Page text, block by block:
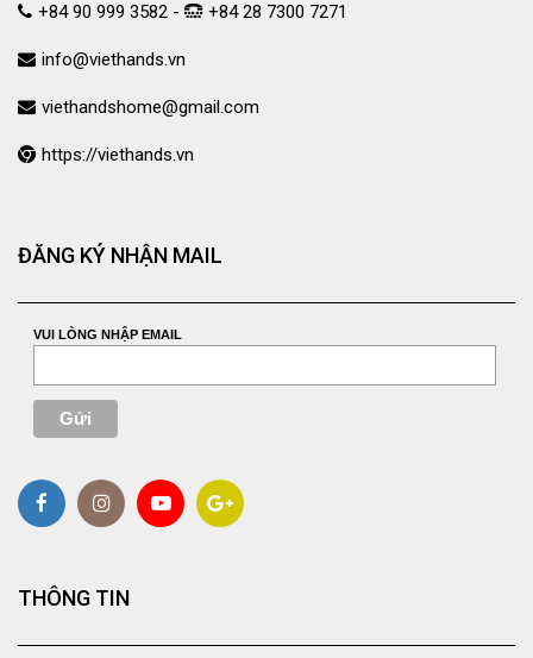
+84 90 999 3582 - +84 28 7300 7271
info@viethands.vn
viethandshome@gmail.com
https://viethands.vn
ĐĂNG KÝ NHẬN MAIL
VUI LÒNG NHẬP EMAIL
THÔNG TIN